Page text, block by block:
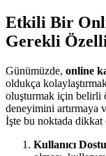
Etkili Bir
Gerekli
Günümüzde, online
oldukça
oluşturmak için belirli
deneyimini artırmaya
İşte bu noktada dikkat
Kullanıcı